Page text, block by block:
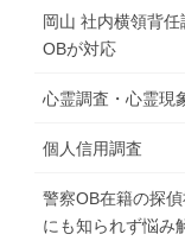
岡山 社内横領背
OBが対応
心霊調査・心霊現
個人信用調査
警察OB在籍の探
にも知られず悩み